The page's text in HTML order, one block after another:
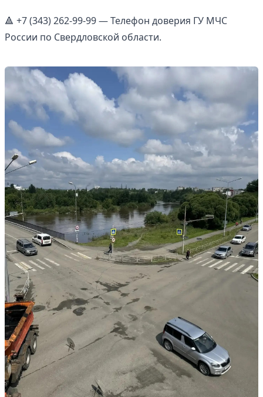
🔺 +7 (343) 262-99-99 — Телефон доверия ГУ МЧС
России по Свердловской области.